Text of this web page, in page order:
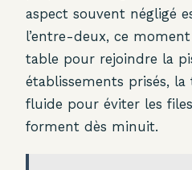
aspect souvent négligé
l’entre-deux, ce
table pour rejoindre la
établissements prisés,
fluide pour éviter les
forment dès minuit.